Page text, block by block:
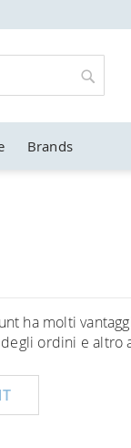
Cerca
Brands
ha molti
ordini e altro